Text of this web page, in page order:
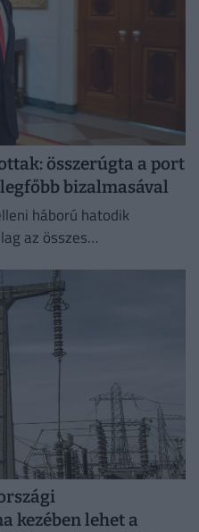
összerúgta a port
bizalmasával
háború hatodik
az összes
kezében lehet a